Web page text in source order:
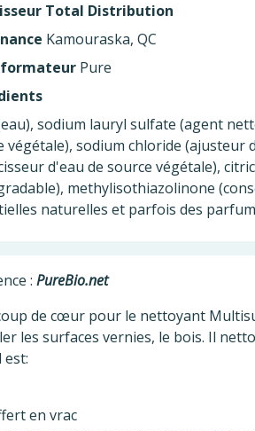
Total Distribution
Kamouraska, QC
Pure
sodium lauryl sulfate (agent
végétale), sodium chloride (ajusteur
d'eau de source végétale),
methylisothiazolinone
naturelles et parfois des
: PureBio.net
de cœur pour le nettoyant
les surfaces vernies, le bois. Il
est:
en vrac